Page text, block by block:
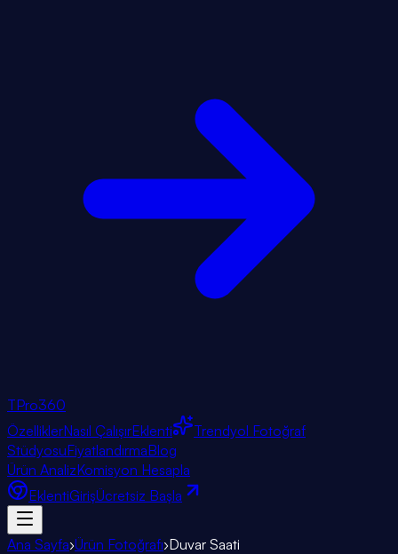
TPro360
ÖzelliklerNasıl ÇalışırEklenti
Trendyol Fotoğraf
StüdyosuFiyatlandırmaBlog
Ürün AnalizKomisyon Hesapla
EklentiGirişÜcretsiz Başla
Ana Sayfa›Ürün Fotoğrafı›Duvar Saati